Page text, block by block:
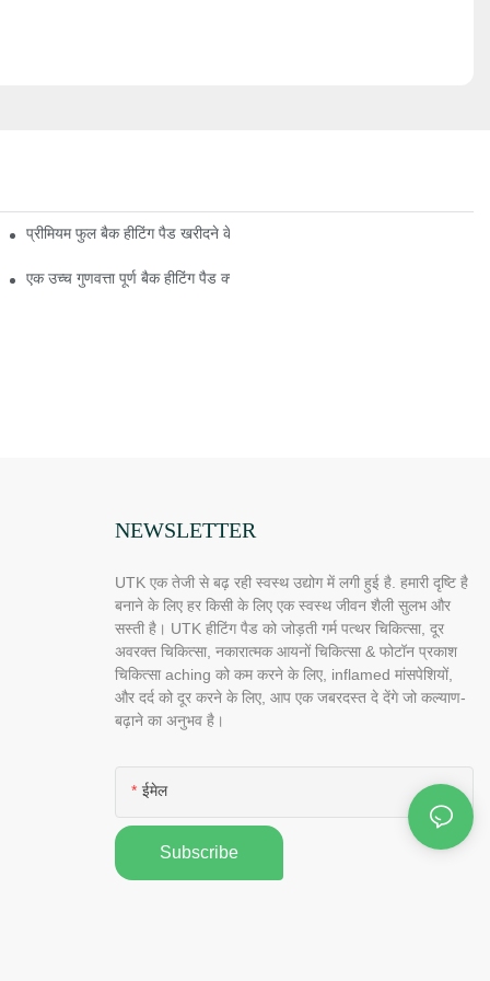
प्रीमियम फुल बैक हीटिंग पैड खरीदने के लिए एक गाइड
एक उच्च गुणवत्ता पूर्ण बैक हीटिंग पैड क्या है?
NEWSLETTER
UTK एक तेजी से बढ़ रही स्वस्थ उद्योग में लगी हुई है. हमारी दृष्टि है
बनाने के लिए हर किसी के लिए एक स्वस्थ जीवन शैली सुलभ और
सस्ती है। UTK हीटिंग पैड को जोड़ती गर्म पत्थर चिकित्सा, दूर
अवरक्त चिकित्सा, नकारात्मक आयनों चिकित्सा & फोटॉन प्रकाश
चिकित्सा aching को कम करने के लिए, inflamed मांसपेशियों,
और दर्द को दूर करने के लिए, आप एक जबरदस्त दे देंगे जो कल्याण-
बढ़ाने का अनुभव है।
ईमेल
Subscribe